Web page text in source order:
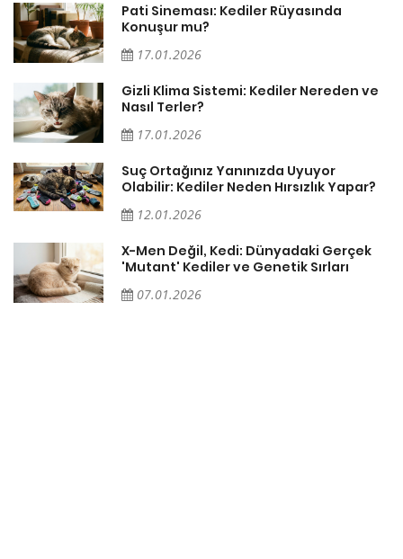
Pati Sineması: Kediler Rüyasında
Konuşur mu?
17.01.2026
Gizli Klima Sistemi: Kediler Nereden ve
Nasıl Terler?
17.01.2026
Suç Ortağınız Yanınızda Uyuyor
Olabilir: Kediler Neden Hırsızlık Yapar?
12.01.2026
X-Men Değil, Kedi: Dünyadaki Gerçek
'Mutant' Kediler ve Genetik Sırları
07.01.2026